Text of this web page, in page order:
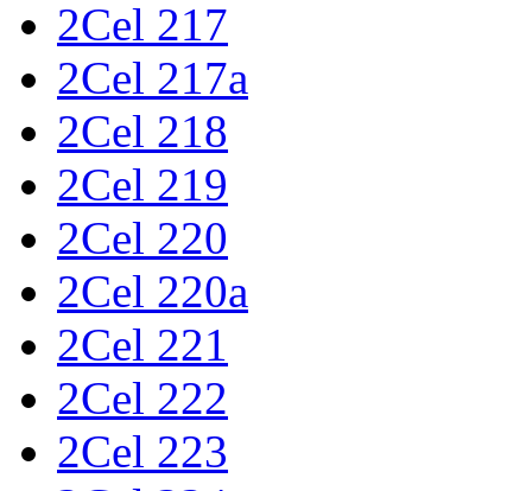
2Cel 217
2Cel 217a
2Cel 218
2Cel 219
2Cel 220
2Cel 220a
2Cel 221
2Cel 222
2Cel 223